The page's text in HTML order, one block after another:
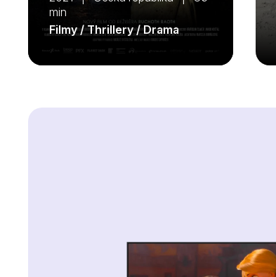
min
Filmy / Thrillery / Drama